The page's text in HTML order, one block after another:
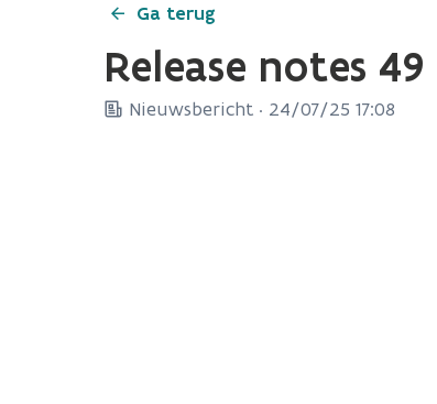
Ga terug
Release notes 49
Nieuwsbericht · 24/07/25 17:08